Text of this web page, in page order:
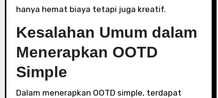
hanya hemat biaya tetapi juga kreatif.
Kesalahan Umum dalam
Menerapkan OOTD
Simple
Dalam menerapkan OOTD simple, terdapat